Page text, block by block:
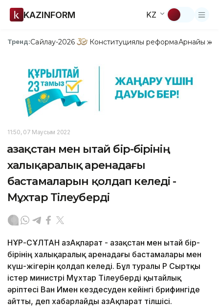
KAZINFORM KZ
Тренд:Сайлау-2026 Конституциялық реформаАрнайы
11:50, 07 Маусым 2022
Қазақстан мен Қытай бір-бірінің
халықаралық аренадағы
бастамаларын қолдап келеді -
Мұхтар Тілеуберді
НҰР-СҰЛТАН ҚазАқпарат - Қазақстан мен Қытай бір-
бірінің халықаралық аренадағы бастамалары мен
күш-жігерін қолдап келеді. Бұл туралы ҚР Сыртқы
істер министрі Мұхтар Тілеуберді қытайлық
әріптесі Ван Имен кездесуден кейінгі брифингіде
айтты, деп хабарлайды ҚазАқпарат тілшісі.